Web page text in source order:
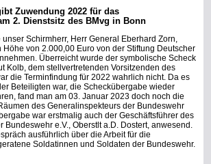
Zuwendung 2022 für das
2. Dienstsitz des BMvg in Bonn
Schirmherr, Herr General Eberhard Zorn,
von 2.000,00 Euro von der Stiftung Deutscher
Überreicht wurde der symbolische Scheck
Kolb, dem stellvertretenden Vorsitzenden des
die Terminfindung für 2022 wahrlich nicht. Da es
Beteiligten war, die Scheckübergabe wieder
fand man am 03. Januar 2023 doch noch die
des Generalinspekteurs der Bundeswehr
war erstmalig auch der Geschäftsführer des
Bundeswehr e.V., Oberstlt a.D. Dostert, anwesend.
ausführlich über die Arbeit für die
Soldatinnen und Soldaten der Bundeswehr.